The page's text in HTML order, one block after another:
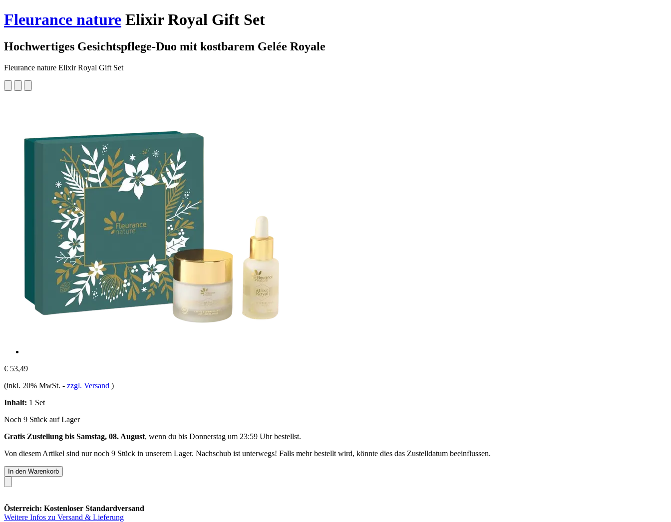
Fleurance nature Elixir Royal Gift Set
Hochwertiges Gesichtspflege-Duo mit kostbarem Gelée Royale
Fleurance nature Elixir Royal Gift Set
€ 53,49
(inkl. 20% MwSt. - zzgl. Versand )
Inhalt: 1 Set
Noch 9 Stück auf Lager
Gratis Zustellung bis Samstag, 08. August, wenn du bis Donnerstag um 23:59 Uhrbestellst.
Von diesem Artikel sind nur noch 9 Stück in unserem Lager. Nachschub ist unterwegs! Falls mehr bestellt wird, könnte dies das Zustelldatum beeinflussen.
In den Warenkorb
Österreich: Kostenloser Standardversand
Weitere Infos zu Versand & Lieferung